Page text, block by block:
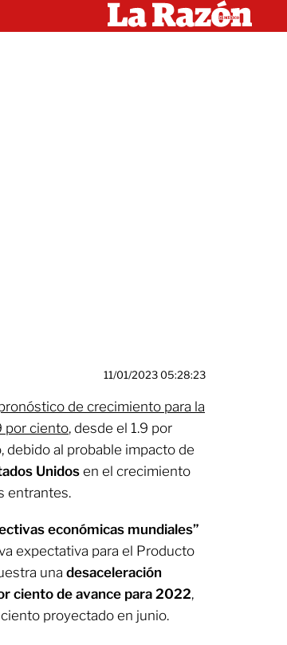
11/01/2023 05:28:23
de crecimiento para la
por ciento, desde el 1.9 por
debido al probable impacto de
Unidos en el crecimiento
entrantes.
económicas mundiales”
expectativa para el Producto
una desaceleración
ciento de avance para 2022,
proyectado en junio.